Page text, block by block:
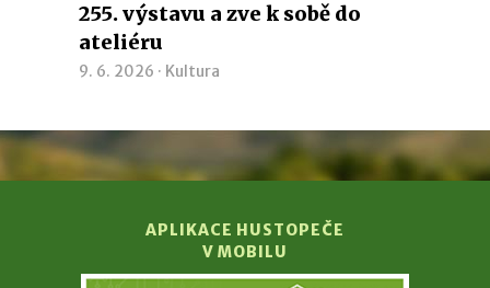
255. výstavu a zve k sobě do
ateliéru
9. 6. 2026 · Kultura
APLIKACE HUSTOPEČE
V MOBILU